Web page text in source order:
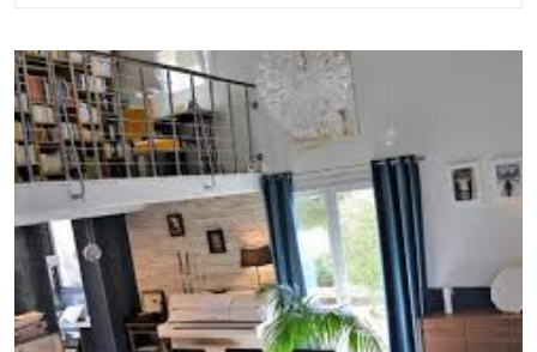
Fonctionnalité
et
Esthétique